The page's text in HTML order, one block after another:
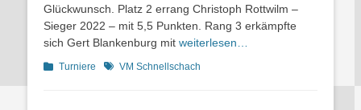
Glückwunsch. Platz 2 errang Christoph Rottwilm –
Sieger 2022 – mit 5,5 Punkten. Rang 3 erkämpfte
sich Gert Blankenburg mit weiterlesen…
Kategorien
Turniere Schlagworte
VM Schnellschach